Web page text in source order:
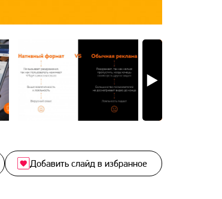
Добавить слайд в избранное